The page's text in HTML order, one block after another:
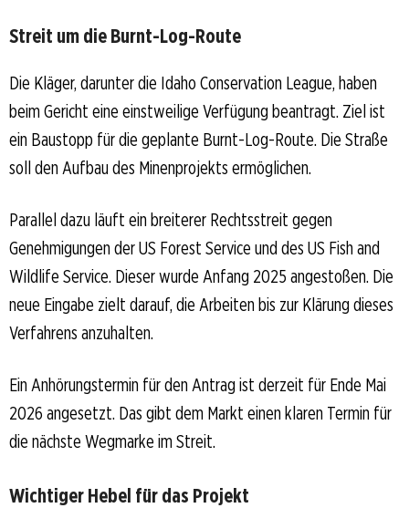
Streit um die Burnt-Log-Route
Die Kläger, darunter die Idaho Conservation League, haben
beim Gericht eine einstweilige Verfügung beantragt. Ziel ist
ein Baustopp für die geplante Burnt-Log-Route. Die Straße
soll den Aufbau des Minenprojekts ermöglichen.
Parallel dazu läuft ein breiterer Rechtsstreit gegen
Genehmigungen der US Forest Service und des US Fish and
Wildlife Service. Dieser wurde Anfang 2025 angestoßen. Die
neue Eingabe zielt darauf, die Arbeiten bis zur Klärung dieses
Verfahrens anzuhalten.
Ein Anhörungstermin für den Antrag ist derzeit für Ende Mai
2026 angesetzt. Das gibt dem Markt einen klaren Termin für
die nächste Wegmarke im Streit.
Wichtiger Hebel für das Projekt